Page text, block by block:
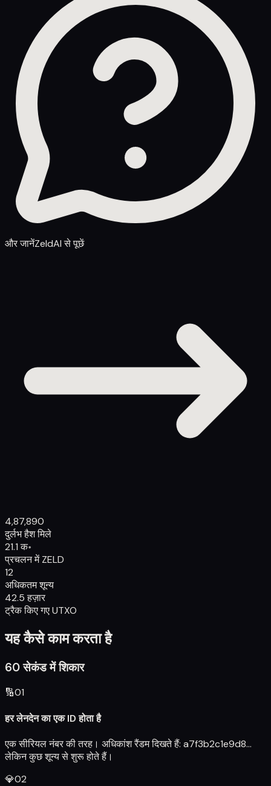
और जानेंZeldAI से पूछें
4,87,890
दुर्लभ हैश मिले
21.1 क॰
प्रचलन में ZELD
12
अधिकतम शून्य
42.5 हज़ार
ट्रैक किए गए UTXO
यह कैसे काम करता है
60 सेकंड में शिकार
🔢01
हर लेनदेन का एक ID होता है
एक सीरियल नंबर की तरह। अधिकांश रैंडम दिखते हैं: a7f3b2c1e9d8...
लेकिन कुछ शून्य से शुरू होते हैं।
💎02